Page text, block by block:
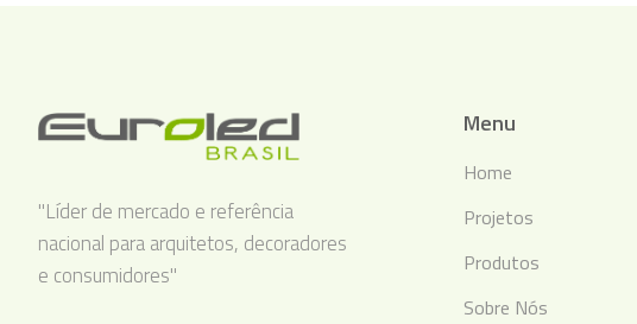
"Líder de mercado e referência
nacional para arquitetos, decoradores
e consumidores"
Menu
Home
Projetos
Produtos
Sobre Nós